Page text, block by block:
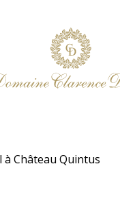
à Château Quintus